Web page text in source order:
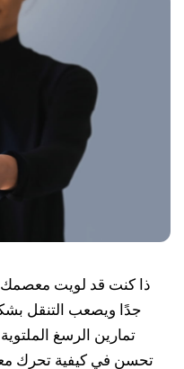
ذا كنت قد لويت معصمك
جدًا ويصعب التنقل
تمارين الرسغ
تحسن في كيفية تحرك